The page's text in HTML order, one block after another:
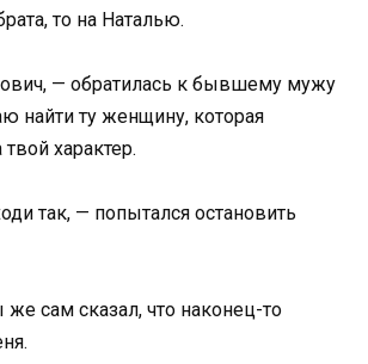
то на Наталью.
— обратилась к бывшему мужу
найти ту женщину, которая
характер.
так, — попытался остановить
сам сказал, что наконец-то